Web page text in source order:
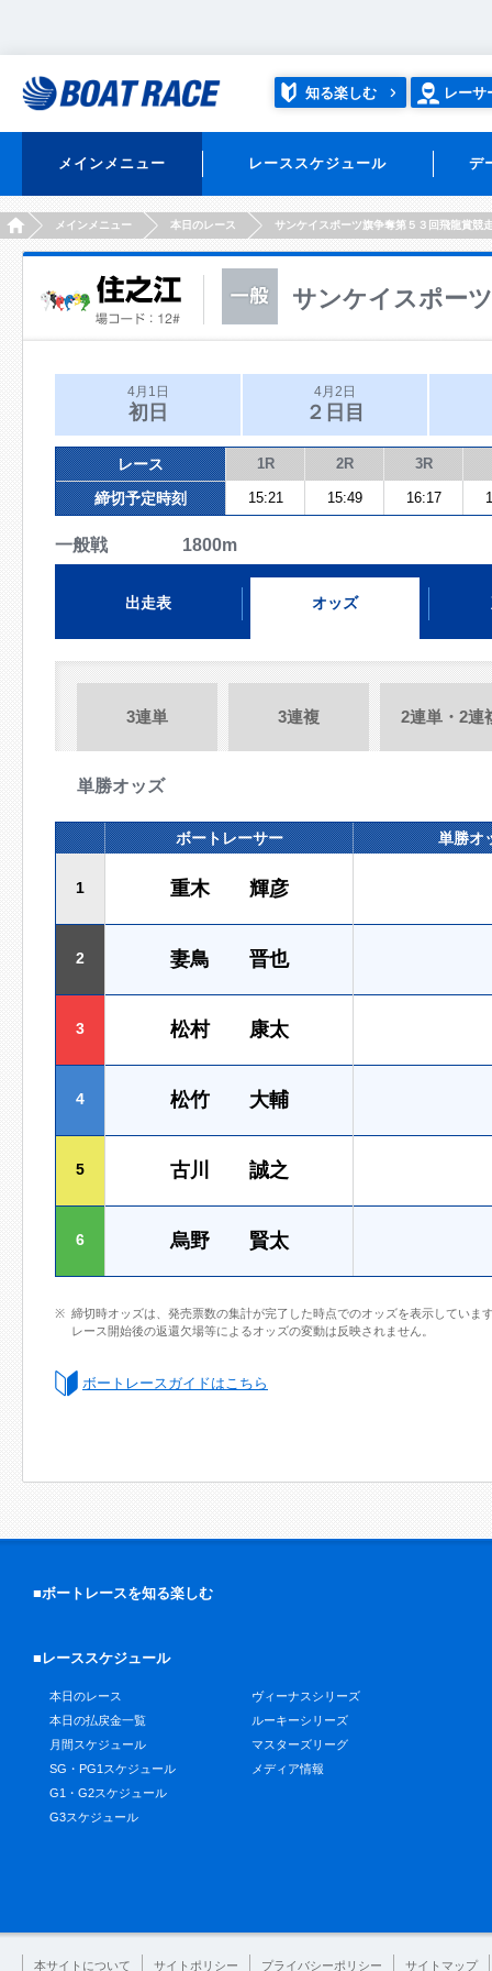
知る楽しむ レーサ
メインメニュー レーススケジュール デ
HOMEメインメニュー 本日のレース サンケイスポーツ旗争奪第５３回飛龍賞競
サンケイスポー
4月1日
初日
4月2日
２日目
レース 1R 2R 3R
締切予定時刻 15:21 15:49 16:17
一般戦 1800m
出走表 オッズ
3連単 3連複 2連単・2連
単勝オッズ
ボートレーサー 単勝オ
1 重木 輝彦
2 妻鳥 晋也
3 松村 康太
4 松竹 大輔
5 古川 誠之
6 烏野 賢太
締切時オッズは、発売票数の集計が完了した時点でのオッズを表示していま
レース開始後の返還欠場等によるオッズの変動は反映されません。
ボートレースガイドはこちら
■ボートレースを知る楽しむ
■レーススケジュール
本日のレース
本日の払戻金一覧
月間スケジュール
SG・PG1スケジュール
G1・G2スケジュール
G3スケジュール
ヴィーナスシリーズ
ルーキーシリーズ
マスターズリーグ
メディア情報
本サイトについて サイトポリシー プライバシーポリシー サイトマップ